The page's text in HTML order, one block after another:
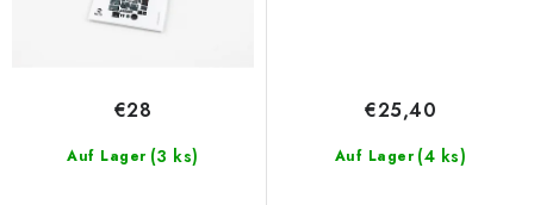
Auf Lager (3 ks)
€28
Auf Lager (4 ks)
€25,40